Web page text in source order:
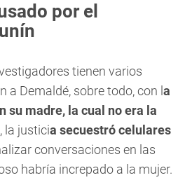
por el
tienen varios
Demaldé, sobre todo, con l a
su madre, la cual no era la
la justicia secuestró celulares
conversaciones en las
habría increpado a la mujer.